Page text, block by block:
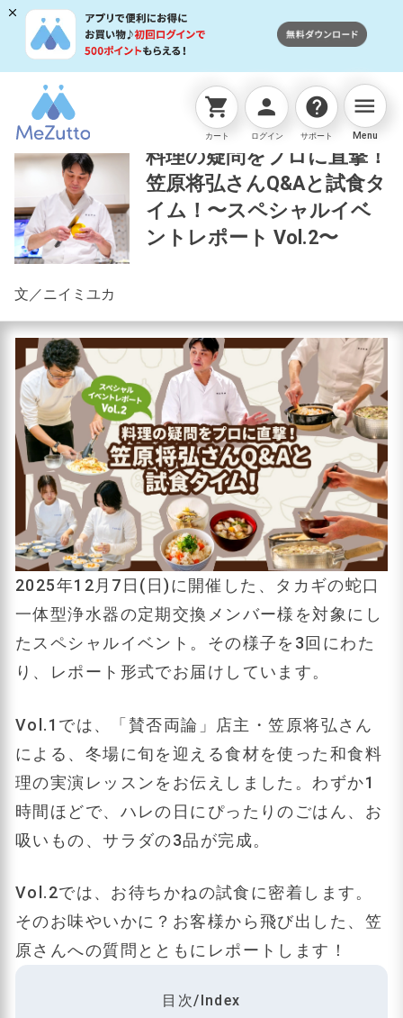
shopping_cart
カート
person
ログイン
help
サポート
menu
Menu
読みものTOP タカギの取組み 料理の疑問をプロに
料理の疑問をプロに直撃！
笠原将弘さんQ&Aと試食タ
イム！〜スペシャルイベ
ントレポート Vol.2〜
文／ニイミユカ
2025年12月7日(日)に開催した、タカギの蛇口
一体型浄水器の定期交換メンバー様を対象にし
たスペシャルイベント。その様子を3回にわた
り、レポート形式でお届けしています。
Vol.1では、「賛否両論」店主・笠原将弘さん
による、冬場に旬を迎える食材を使った和食料
理の実演レッスンをお伝えしました。わずか1
時間ほどで、ハレの日にぴったりのごはん、お
吸いもの、サラダの3品が完成。
Vol.2では、お待ちかねの試食に密着します。
そのお味やいかに？お客様から飛び出した、笠
原さんへの質問とともにレポートします！
目次/Index